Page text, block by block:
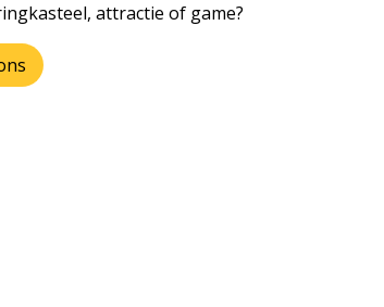
attractie of game?